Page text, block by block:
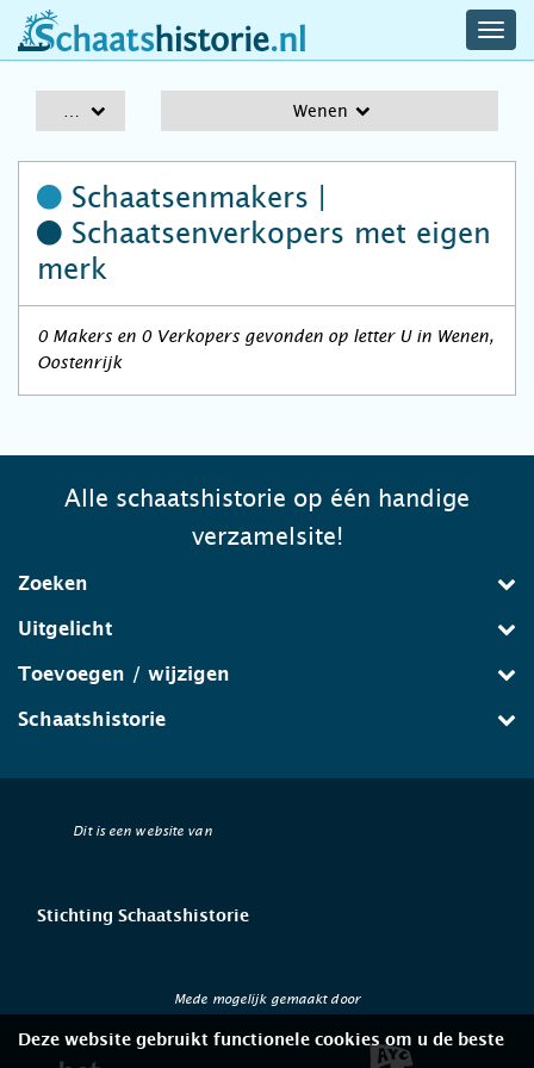
schaatshistorie.nl
Wenen
Schaatsenmakers |
Schaatsenverkopers met eigen
merk
0 Makers en 0 Verkopers gevonden op letter U in Wenen,
Oostenrijk
Alle schaatshistorie op één handige
verzamelsite!
Zoeken
Uitgelicht
Toevoegen / wijzigen
Schaatshistorie
Dit is een website van
Stichting Schaatshistorie
Mede mogelijk gemaakt door
Deze website gebruikt functionele cookies om u de beste